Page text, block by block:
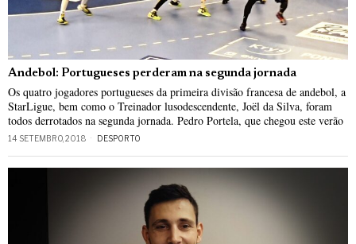
Andebol: Portugueses perderam na segunda jornada
Os quatro jogadores portugueses da primeira divisão francesa de andebol, a
StarLigue, bem como o Treinador lusodescendente, Joël da Silva, foram
todos derrotados na segunda jornada. Pedro Portela, que chegou este verão
14 SETEMBRO, 2018 DESPORTO